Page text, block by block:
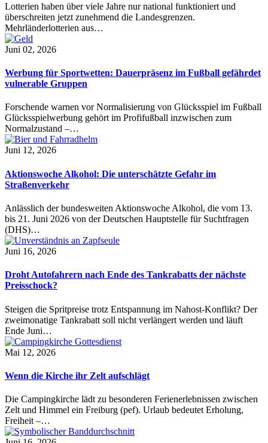
Lotterien haben über viele Jahre nur national funktioniert und
überschreiten jetzt zunehmend die Landesgrenzen.
Mehrländerlotterien aus…
Juni 02, 2026
Werbung für Sportwetten: Dauerpräsenz im Fußball gefährdet
vulnerable Gruppen
Forschende warnen vor Normalisierung von Glücksspiel im Fußball
Glücksspielwerbung gehört im Profifußball inzwischen zum
Normalzustand –…
Juni 12, 2026
Aktionswoche Alkohol: Die unterschätzte Gefahr im
Straßenverkehr
Anlässlich der bundesweiten Aktionswoche Alkohol, die vom 13.
bis 21. Juni 2026 von der Deutschen Hauptstelle für Suchtfragen
(DHS)…
Juni 16, 2026
Droht Autofahrern nach Ende des Tankrabatts der nächste
Preisschock?
Steigen die Spritpreise trotz Entspannung im Nahost-Konflikt? Der
zweimonatige Tankrabatt soll nicht verlängert werden und läuft
Ende Juni…
Mai 12, 2026
Wenn die Kirche ihr Zelt aufschlägt
Die Campingkirche lädt zu besonderen Ferienerlebnissen zwischen
Zelt und Himmel ein Freiburg (pef). Urlaub bedeutet Erholung,
Freiheit –…